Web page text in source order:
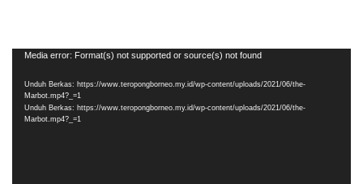
Pemutar
Media error: Format(s) not supported or source(s) not found
Unduh Berkas: https://www.teropongborneo.my.id/wp-content/uploads/2021/06/the-
Marbot.mp4?_=1
Unduh Berkas: https://www.teropongborneo.my.id/wp-content/uploads/2021/06/the-
Marbot.mp4?_=1